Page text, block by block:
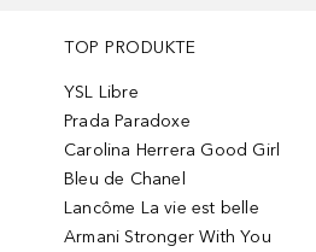
TOP PRODUKTE
YSL Libre
Prada Paradoxe
Carolina Herrera Good Girl
Bleu de Chanel
Lancôme La vie est belle
Armani Stronger With You